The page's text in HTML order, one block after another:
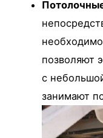
позволяют
с
занимают